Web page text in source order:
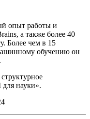
опыт работы и
а также более 40
Более чем в 15
обучению он
науки».